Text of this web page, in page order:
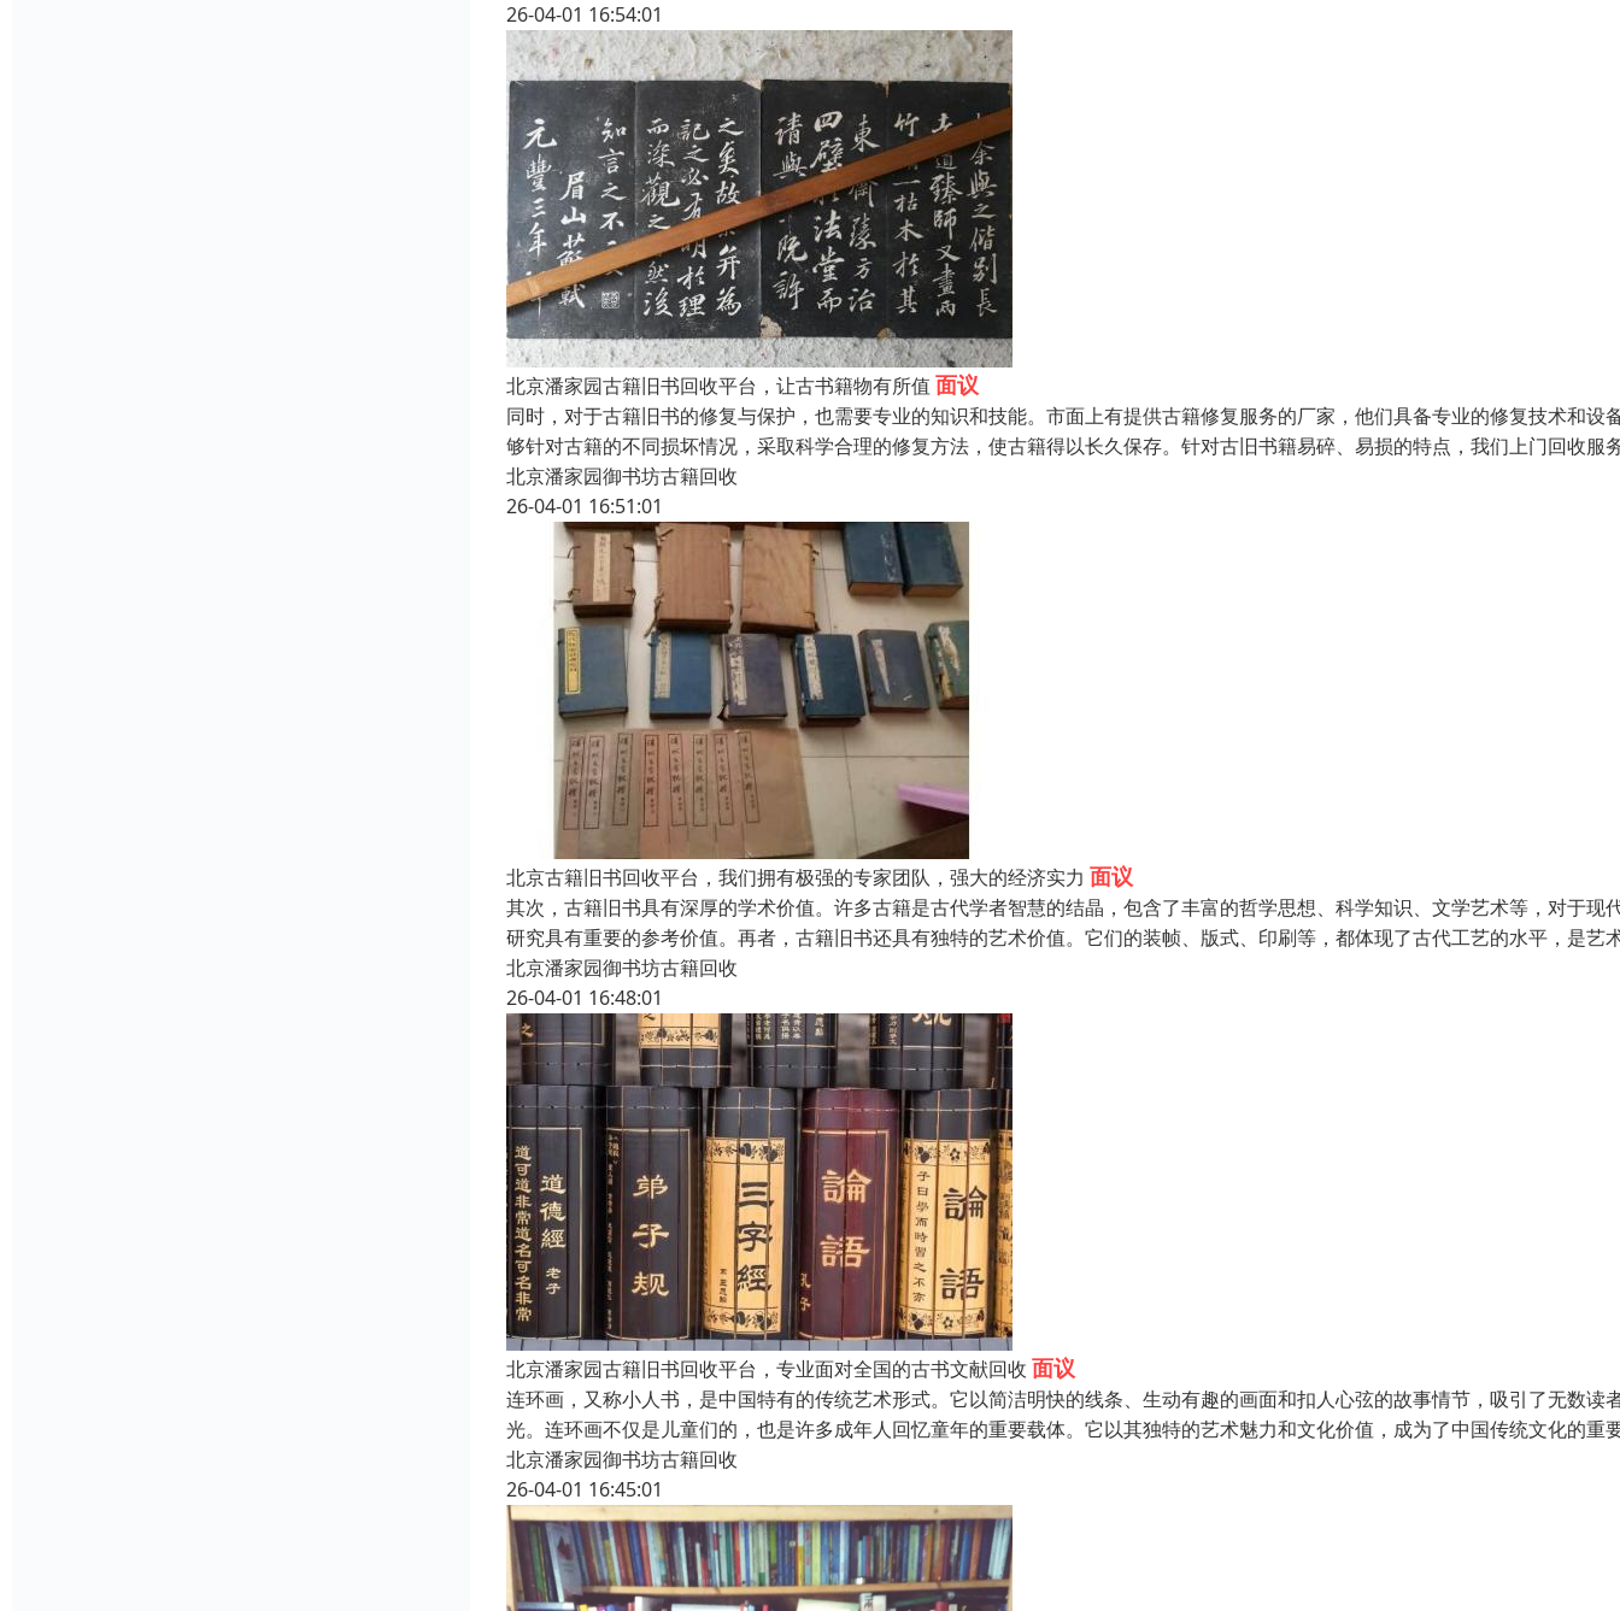
26-04-01 16:54:01
北京潘家园古籍旧书回收平台，让古书籍物有所值 面议
同时，对于古籍旧书的修复与保护，也需要专业的知识和技能。市面上有提供古籍修复服务的厂家，他们具备专业的修复技术和设
够针对古籍的不同损坏情况，采取科学合理的修复方法，使古籍得以长久保存。针对古旧书籍易碎、易损的特点，我们上门回收服
北京潘家园御书坊古籍回收
26-04-01 16:51:01
北京古籍旧书回收平台，我们拥有极强的专家团队，强大的经济实力 面议
其次，古籍旧书具有深厚的学术价值。许多古籍是古代学者智慧的结晶，包含了丰富的哲学思想、科学知识、文学艺术等，对于现
研究具有重要的参考价值。再者，古籍旧书还具有独特的艺术价值。它们的装帧、版式、印刷等，都体现了古代工艺的水平，是艺
北京潘家园御书坊古籍回收
26-04-01 16:48:01
北京潘家园古籍旧书回收平台，专业面对全国的古书文献回收 面议
连环画，又称小人书，是中国特有的传统艺术形式。它以简洁明快的线条、生动有趣的画面和扣人心弦的故事情节，吸引了无数读
光。连环画不仅是儿童们的，也是许多成年人回忆童年的重要载体。它以其独特的艺术魅力和文化价值，成为了中国传统文化的重
北京潘家园御书坊古籍回收
26-04-01 16:45:01